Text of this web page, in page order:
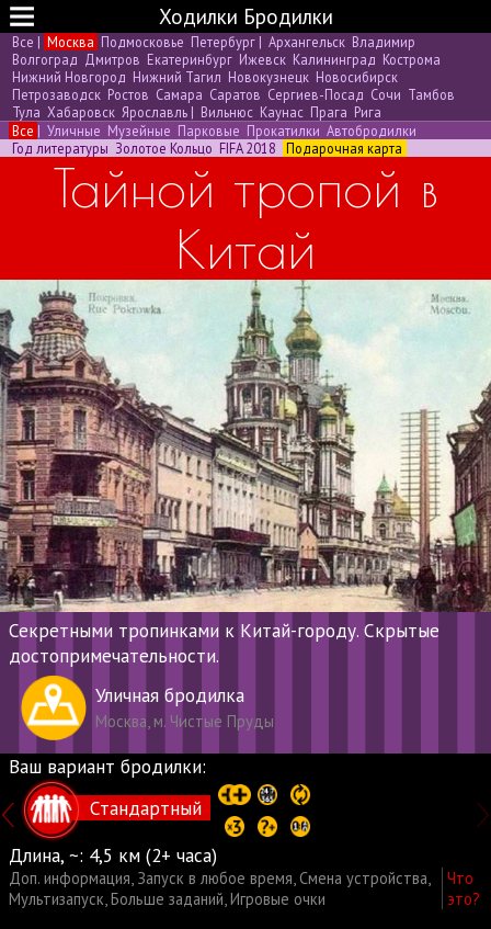
Ходилки Бродилки
Все | Москва Подмосковье Петербург | Архангельск Владимир
Волгоград Дмитров Екатеринбург Ижевск Калининград Кострома
Нижний Новгород Нижний Тагил Новокузнецк Новосибирск
Петрозаводск Ростов Самара Саратов Сергиев-Посад Сочи Тамбов
Тула Хабаровск Ярославль | Вильнюс Каунас Прага Рига
Все | Уличные Музейные Парковые Прокатилки Автобродилки
Год литературы Золотое Кольцо FIFA 2018 Подарочная карта
Тайной тропой в
Китай
Секретными тропинками к Китай-городу. Скрытые
достопримечательности.
Уличная бродилка
Москва, м. Чистые Пруды
Ваш вариант бродилки:
Стандартный
Длина, ~: 4,5 км (2+ часа)
Доп. информация, Запуск в любое время, Смена устройства,
Мультизапуск,Больше заданий,Игровые очки
Что
это?